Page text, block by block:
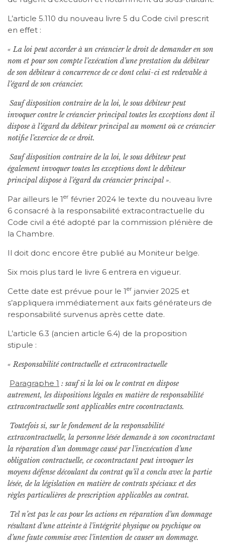
L’article 5.110 du nouveau livre 5 du Code civil prescrit
en effet :
« La loi peut accorder à un créancier le droit de demander en son
nom et pour son compte l’exécution d’une prestation du débiteur
de son débiteur à concurrence de ce dont celui-ci est redevable à
l’égard de son créancier.
Sauf disposition contraire de la loi, le sous débiteur peut
invoquer contre le créancier principal toutes les exceptions dont il
dispose à l’égard du débiteur principal au moment où ce créancier
notifie l’exercice de ce droit.
Sauf disposition contraire de la loi, le sous débiteur peut
également invoquer toutes les exceptions dont le débiteur
principal dispose à l’égard du créancier principal ».
Par ailleurs le 1er février 2024 le texte du nouveau livre
6 consacré à la responsabilité extracontractuelle du
Code civil a été adopté par la commission plénière de
la Chambre.
Il doit donc encore être publié au Moniteur belge.
Six mois plus tard le livre 6 entrera en vigueur.
Cette date est prévue pour le 1er janvier 2025 et
s’appliquera immédiatement aux faits générateurs de
responsabilité survenus après cette date.
L’article 6.3 (ancien article 6.4) de la proposition
stipule :
« Responsabilité contractuelle et extracontractuelle
Paragraphe 1 : sauf si la loi ou le contrat en dispose
autrement, les dispositions légales en matière de responsabilité
extracontractuelle sont applicables entre cocontractants.
Toutefois si, sur le fondement de la responsabilité
extracontractuelle, la personne lésée demande à son cocontractant
la réparation d’un dommage causé par l’inexécution d’une
obligation contractuelle, ce cocontractant peut invoquer les
moyens défense découlant du contrat qu’il a conclu avec la partie
lésée, de la législation en matière de contrats spéciaux et des
règles particulières de prescription applicables au contrat.
Tel n’est pas le cas pour les actions en réparation d’un dommage
résultant d’une atteinte à l’intégrité physique ou psychique ou
d’une faute commise avec l’intention de causer un dommage.